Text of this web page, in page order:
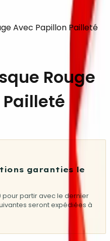
Avec Papillon Pailleté
Rouge
garanties le
partir avec le dernier
seront expédiées à